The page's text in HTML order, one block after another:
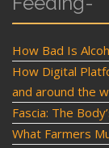
How Bad Is
How Digital
and around the
Fascia: The
What Farmers